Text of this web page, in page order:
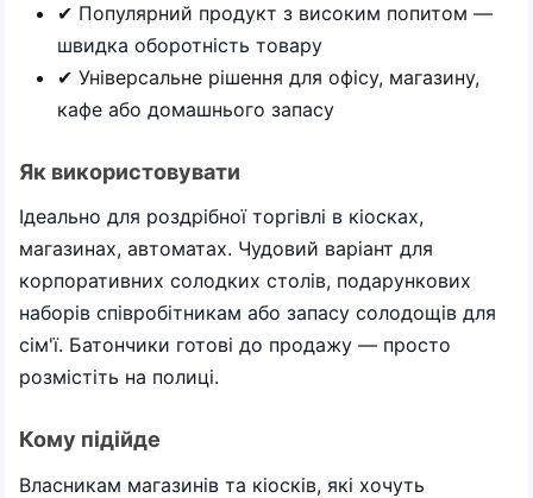
✔ Популярний продукт з високим попитом —
швидка оборотність товару
✔ Універсальне рішення для офісу, магазину,
кафе або домашнього запасу
Як використовувати
Ідеально для роздрібної торгівлі в кіосках,
магазинах, автоматах. Чудовий варіант для
корпоративних солодких столів, подарункових
наборів співробітникам або запасу солодощів для
сім'ї. Батончики готові до продажу — просто
розмістіть на полиці.
Кому підійде
Власникам магазинів та кіосків, які хочуть